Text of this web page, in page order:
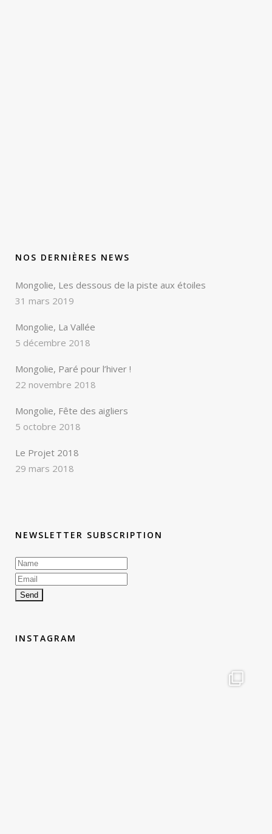
NOS DERNIÈRES NEWS
Mongolie, Les dessous de la piste aux étoiles
31 mars 2019
Mongolie, La Vallée
5 décembre 2018
Mongolie, Paré pour l’hiver !
22 novembre 2018
Mongolie, Fête des aigliers
5 octobre 2018
Le Projet 2018
29 mars 2018
NEWSLETTER SUBSCRIPTION
INSTAGRAM